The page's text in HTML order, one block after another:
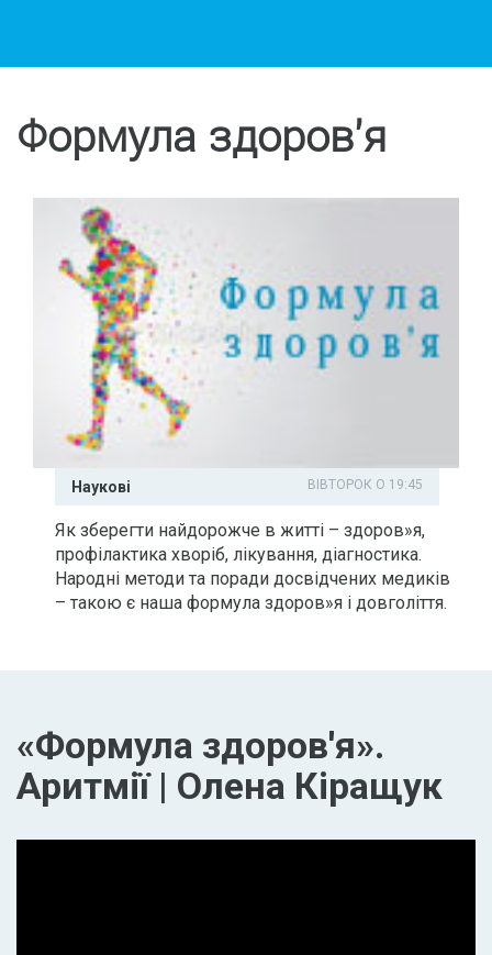
Формула здоров'я
Наукові ВІВТОРОК О 19:45
Як зберегти найдорожче в житті – здоров»я,
профілактика хворіб, лікування, діагностика.
Народні методи та поради досвідчених медиків
– такою є наша формула здоров»я і довголіття.
«Формула здоров'я».
Аритмії | Олена Кіращук